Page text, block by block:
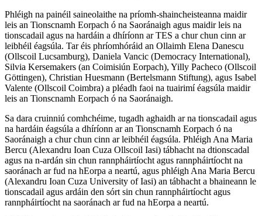
Phléigh na painéil saineolaithe na príomh-shaincheisteanna maidir
leis an Tionscnamh Eorpach ó na Saoránaigh agus maidir leis na
tionscadail agus na hardáin a dhíríonn ar TES a chur chun cinn ar
leibhéil éagsúla. Tar éis phríomhóráid an Ollaimh Elena Danescu
(Ollscoil Lucsamburg), Daniela Vancic (Democracy International),
Silvia Kersemakers (an Coimisiún Eorpach), Yilly Pacheco (Ollscoil
Göttingen), Christian Huesmann (Bertelsmann Stiftung), agus Isabel
Valente (Ollscoil Coimbra) a pléadh faoi na tuairimí éagsúla maidir
leis an Tionscnamh Eorpach ó na Saoránaigh.
Sa dara cruinniú comhchéime, tugadh aghaidh ar na tionscadail agus
na hardáin éagsúla a dhíríonn ar an Tionscnamh Eorpach ó na
Saoránaigh a chur chun cinn ar leibhéil éagsúla. Phléigh Ana Maria
Bercu (Alexandru Ioan Cuza Ollscoil Iasi) tábhacht na dtionscadal
agus na n-ardán sin chun rannpháirtíocht agus rannpháirtíocht na
saoránach ar fud na hEorpa a neartú, agus phléigh Ana Maria Bercu
(Alexandru Ioan Cuza University of Iasi) an tábhacht a bhaineann le
tionscadail agus ardáin den sórt sin chun rannpháirtíocht agus
rannpháirtíocht na saoránach ar fud na hEorpa a neartú.